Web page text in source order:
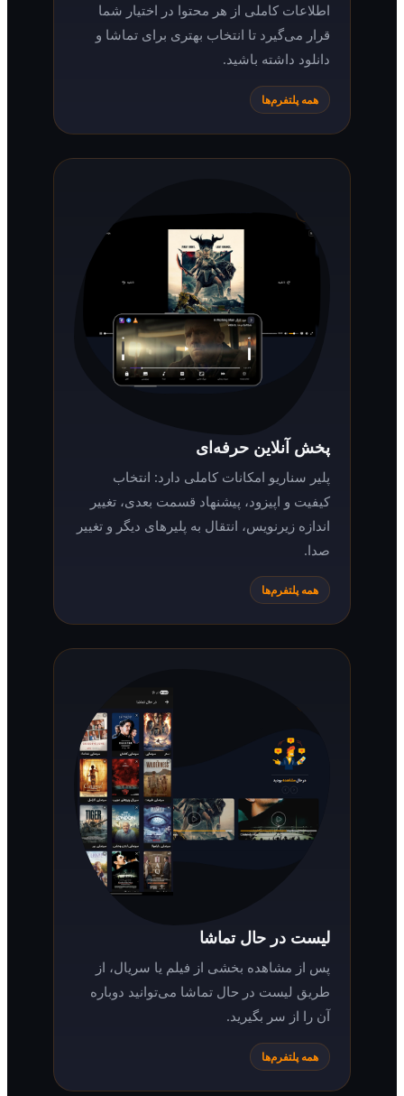
اطلاعات کاملی از هر محتوا در اختیار شما
قرار می‌گیرد تا انتخاب بهتری برای تماشا و
دانلود داشته باشید.
همه پلتفرم‌ها
پخش آنلاین حرفه‌ای
پلیر سناریو امکانات کاملی دارد: انتخاب
کیفیت و اپیزود، پیشنهاد قسمت بعدی، تغییر
اندازه زیرنویس، انتقال به پلیرهای دیگر و تغییر
همه پلتفرم‌ها
لیست در حال تماشا
پس از مشاهده بخشی از فیلم یا سریال، از
طریق لیست در حال تماشا می‌توانید دوباره
آن را از سر بگیرید.
همه پلتفرم‌ها